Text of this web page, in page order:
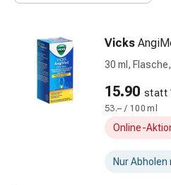
Elastische
Binden
Fingerverbände
Fixierpflaster
Gazebinden
Pflaster
Vicks
30 ml,
15.90 statt
53.– / 100 ml
Online-
Nur Abholen